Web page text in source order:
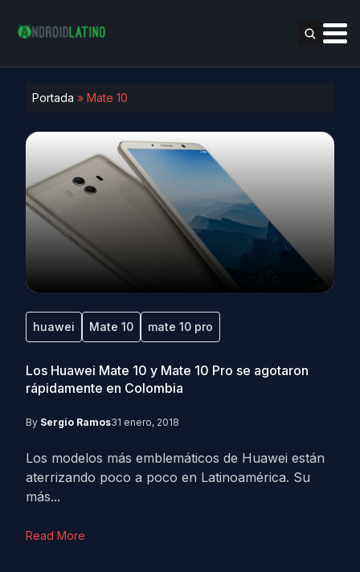
Portada » Mate 10
huawei Mate 10 mate 10 pro
Los Huawei Mate 10 y Mate 10 Pro se agotaron
rápidamente en Colombia
By Sergio Ramos31 enero, 2018
Los modelos más emblemáticos de Huawei están
aterrizando poco a poco en Latinoamérica. Su
más...
Read More